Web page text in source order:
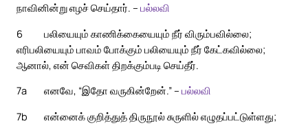
நாவினின்று எழச் செய்தார். – பல்லவி
6
பலியையும் காணிக்கையையும் நீர் விரும்பவில்லை;
எரிபலியையும் பாவம் போக்கும் பலியையும் நீர் கேட்கவில்லை;
ஆனால், என் செவிகள் திறக்கும்படி செய்தீர்.
7a
எனவே, “இதோ வருகின்றேன்.” – பல்லவி
7b
என்னைக் குறித்துத் திருநூல் சுருளில் எழுதப்பட்டுள்ளது;